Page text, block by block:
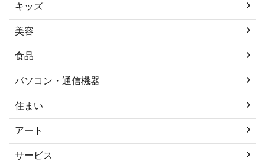
キッズ
美容
食品
パソコン・通信機器
住まい
アート
サービス